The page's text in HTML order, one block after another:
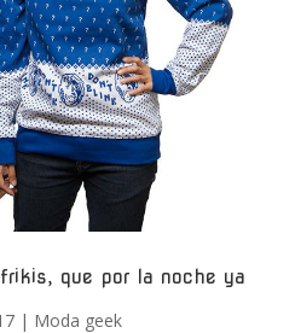
que por la noche ya
| Moda geek